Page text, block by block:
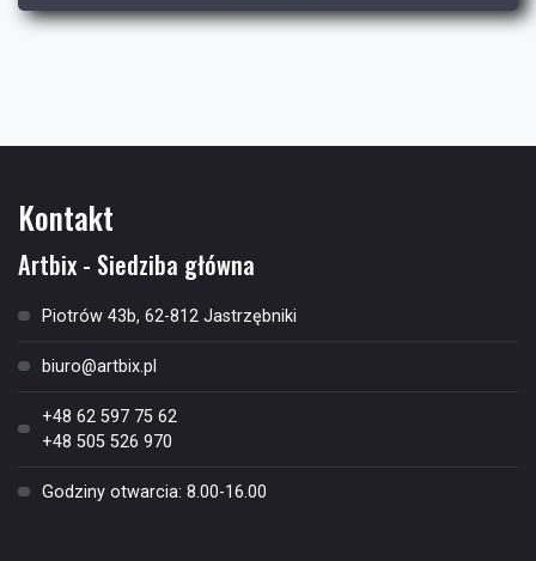
Kontakt
Artbix - Siedziba główna
Piotrów 43b, 62-812 Jastrzębniki
biuro@artbix.pl
+48 62 597 75 62
+48 505 526 970
Godziny otwarcia: 8.00-16.00